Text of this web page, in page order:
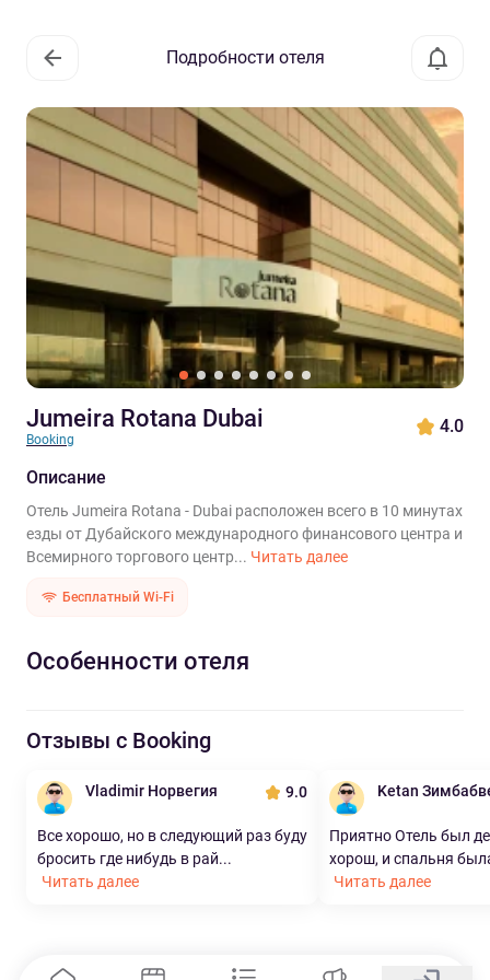
Подробности отеля
Jumeira Rotana Dubai
Booking
4.0
Описание
Отель Jumeira Rotana - Dubai расположен всего в 10 минутах
езды от Дубайского международного финансового центра и
Всемирного торгового центр... Читать далее
Бесплатный Wi-Fi
Особенности отеля
Отзывы с Booking
Vladimir Норвегия 9.0
Все хорошо, но в следующий раз буду
бросить где нибудь в рай...
Читать далее
Ketan
Приятно Отель был
хорош, и спальня
Читать далее